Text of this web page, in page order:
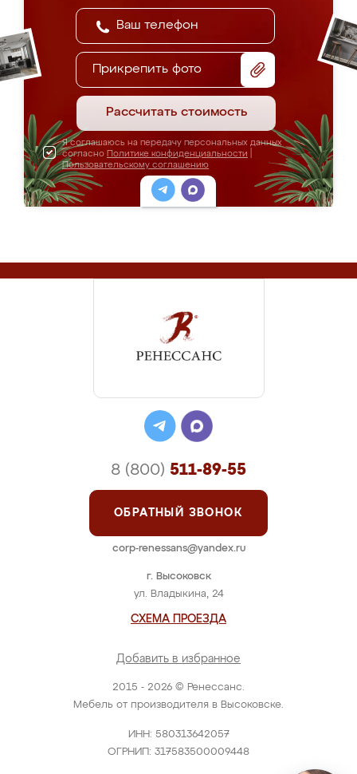
Прикрепить фото
Рассчитать стоимость
Я соглашаюсь на передачу персональных данных
согласно Политике конфиденциальности
Пользовательскому соглашению
2015 - 2026 © Ренессанс.
Мебель от производителя в Высоковске.
ИНН: 580313642057
ОГРНИП: 317583500009448
г. Высоковск
ул. Владыкина, 24
СХЕМА ПРОЕЗДА
Добавить в избранное
8 (800) 511-89-55
ОБРАТНЫЙ ЗВОНОК
corp-renessans@yandex.ru